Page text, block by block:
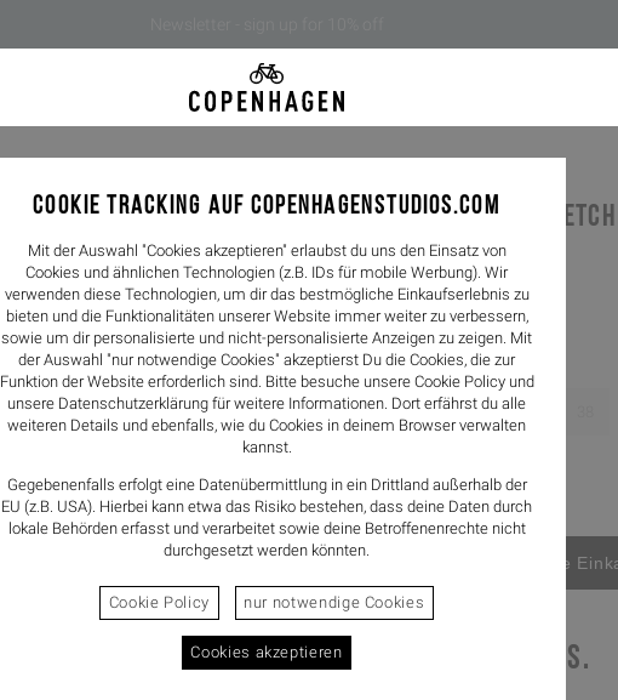
COOKIE TRACKING AUF COPENHAGENSTUDIOS.COM
Mit der Auswahl "Cookies akzeptieren" erlaubst du uns den Einsatz von
Cookies und ähnlichen Technologien (z.B. IDs für mobile Werbung). Wir
verwenden diese Technologien, um dir das bestmögliche Einkaufserlebnis zu
bieten und die Funktionalitäten unserer Website immer weiter zu verbessern,
sowie um dir personalisierte und nicht-personalisierte Anzeigen zu zeigen. Mit
der Auswahl "nur notwendige Cookies" akzeptierst Du die Cookies, die zur
Funktion der Website erforderlich sind. Bitte besuche unsere Cookie Policy und
unsere Datenschutzerklärung für weitere Informationen. Dort erfährst du alle
weiteren Details und ebenfalls, wie du Cookies in deinem Browser verwalten
kannst.
Gegebenenfalls erfolgt eine Datenübermittlung in ein Drittland außerhalb der
EU (z.B. USA). Hierbei kann etwa das Risiko bestehen, dass deine Daten durch
lokale Behörden erfasst und verarbeitet sowie deine Betroffenenrechte nicht
durchgesetzt werden könnten.
Cookie Policy nur notwendige Cookies
Cookies akzeptieren
CPH771
139,90€
Farbe -
Größen
36 37
Größentabelle
BOLD SLIDES.